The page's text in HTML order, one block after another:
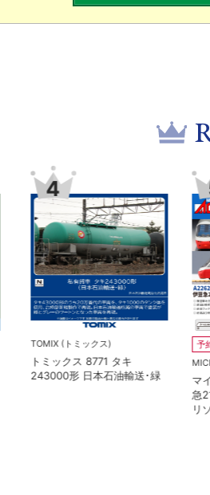
TOMIX (トミックス)
トミックス 8771 タキ
243000形 日本石油輸送･緑
マイクロ
急2100系
リゾート